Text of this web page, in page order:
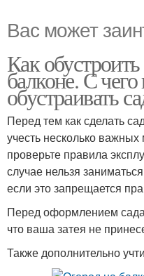
Вас может
Как
балконе. С чего
обустраивать
Перед тем как сделать
учесть несколько
проверьте правила
случае нельзя
если это запрещается
Перед оформлением сада
что ваша затея не
Также дополнительно